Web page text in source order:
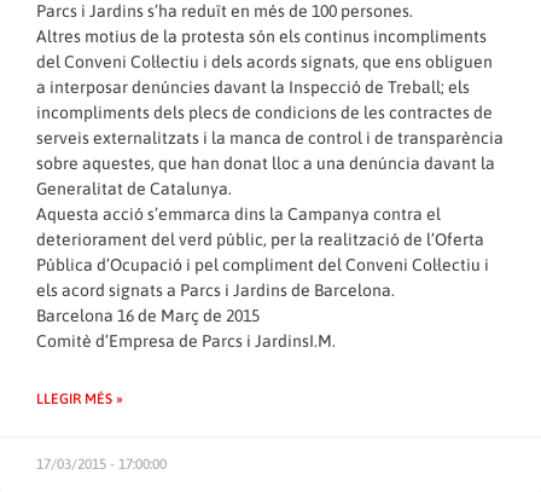
Parcs i Jardins s’ha reduït en més de 100 persones.
Altres motius de la protesta són els continus incompliments
del Conveni Col·lectiu i dels acords signats, que ens obliguen
a interposar denúncies davant la Inspecció de Treball; els
incompliments dels plecs de condicions de les contractes de
serveis externalitzats i la manca de control i de transparència
sobre aquestes, que han donat lloc a una denúncia davant la
Generalitat de Catalunya.
Aquesta acció s’emmarca dins la Campanya contra el
deteriorament del verd públic, per la realització de l’Oferta
Pública d’Ocupació i pel compliment del Conveni Col·lectiu i
els acord signats a Parcs i Jardins de Barcelona.
Barcelona 16 de Març de 2015
Comitè d’Empresa de Parcs i JardinsI.M.
LLEGIR MÉS »
17/03/2015 - 17:00:00